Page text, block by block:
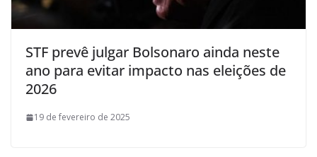
STF prevê julgar Bolsonaro ainda neste
ano para evitar impacto nas eleições de
2026
19 de fevereiro de 2025